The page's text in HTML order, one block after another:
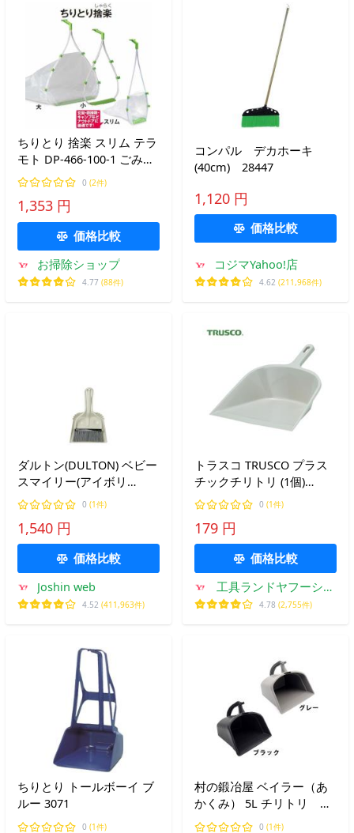
ちりとり 捨楽 スリム テラ
モト DP-466-100-1 ごみ袋
お掃除 清掃 チリトリ
0 (2件)
1,353 円
価格比較
お掃除ショップ
4.77 (88件)
コンパル デカホーキ
(40cm) 28447
1,120 円
価格比較
コジマYahoo!店
4.62 (211,968件)
ダルトン(DULTON) ベビー
スマイリー(アイボリ
ー)100-173IV ちり取り 箒
45-117319 返品種別A
0 (1件)
1,540 円
価格比較
Joshin web
4.52 (411,963件)
トラスコ TRUSCO プラス
チックチリトリ (1個)
CHIRI
0 (1件)
179 円
価格比較
工具ランドヤフーショ
ップ
4.78 (2,755件)
ちりとり トールボーイ ブ
ルー 3071
0 (1件)
村の鍛冶屋 ベイラー（あ
かくみ） 5L チリトリ 爆
買 超PayPay祭
0 (1件)